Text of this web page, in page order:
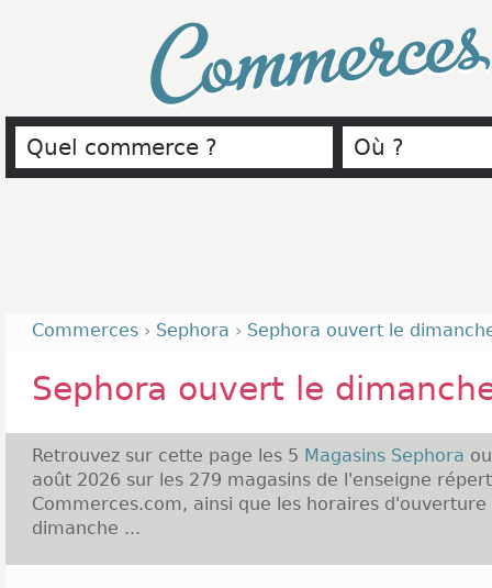
Commerces › Sephora › Sephora ouvert le
Sephora ouvert le
Retrouvez sur cette page les 5 Magasins Sephora
août 2026 sur les 279 magasins de l'enseigne
Commerces.com, ainsi que les horaires d'ouverture
dimanche ...